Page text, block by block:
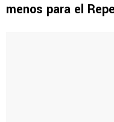
menos para el